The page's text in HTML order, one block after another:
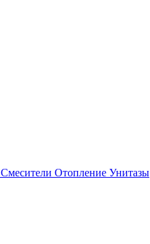
Смесители Отопление Унитазы